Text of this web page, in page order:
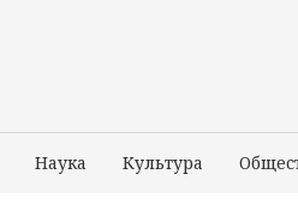
Наука Культура